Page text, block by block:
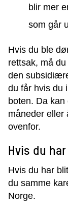
blir mer
som går
Hvis du ble
rettsak, må
den
du får hvis du
boten. Da kan
måneder eller
ovenfor.
Hvis du
Hvis du har
du samme
Norge.